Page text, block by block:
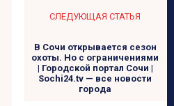
СЛЕДУЮЩАЯ СТАТЬЯ
В Сочи открывается сезон
охоты. Но с ограничениями
| Городской портал Сочи |
Sochi24.tv — все новости
города